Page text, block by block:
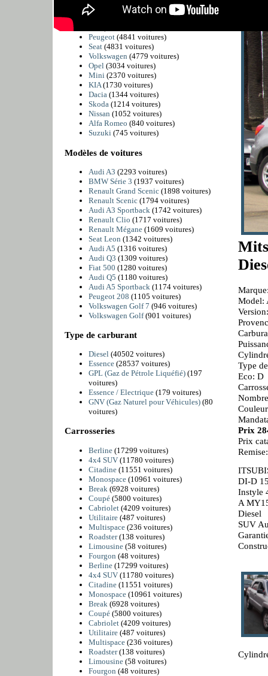
Model:
Type
Eco: D
Prix
Prix
DI-D
Instyle
A
Diesel
SUV
BMW
(6225 voitures)
Citroën
Peugeot(4841 voitures)
Seat(4831 voitures)
Volkswagen (4779 voitures)
Opel(3034 voitures)
Mini(2370 voitures)
KIA(1730 voitures)
Dacia(1344 voitures)
Skoda(1214 voitures)
Nissan (1052 voitures)
Alfa Romeo (840 voitures)
Suzuki(745 voitures)
Modèles de voitures
Audi A3 (2293 voitures)
BMW Série 3 (1937 voitures)
Renault Grand Scenic (1898 voitures)
Renault Scenic (1794 voitures)
Audi A3 Sportback (1742 voitures)
Renault Clio (1717 voitures)
Renault Mégane (1609 voitures)
Seat Leon (1342 voitures)
Audi A5 (1316 voitures)
Audi Q3 (1309 voitures)
Fiat 500 (1280 voitures)
Audi Q5 (1180 voitures)
Audi A5 Sportback (1174 voitures)
Peugeot 208 (1105 voitures)
Volkswagen Golf 7 (946 voitures)
Volkswagen Golf(901 voitures)
Type de carburant
Diesel(40502 voitures)
Essence(28537 voitures)
GPL (Gaz de Pétrole Liquéfié)(197
voitures)
Essence / Electrique(179 voitures)
GNV (Gaz Naturel pour Véhicules)(80
voitures)
Carrosseries
Berline(17299 voitures)
4x4 SUV(11780 voitures)
Citadine(11551 voitures)
Monospace(10961 voitures)
Break (6928 voitures)
Coupé(5800 voitures)
Cabriolet(4209 voitures)
Utilitaire(487 voitures)
Multispace(236 voitures)
Roadster(138 voitures)
Limousine(58 voitures)
Fourgon (48 voitures)
Berline(17299 voitures)
4x4 SUV(11780 voitures)
Citadine(11551 voitures)
Monospace(10961 voitures)
Break (6928 voitures)
Coupé(5800 voitures)
Cabriolet(4209 voitures)
Utilitaire(487 voitures)
Multispace(236 voitures)
Roadster(138 voitures)
Limousine(58 voitures)
Fourgon (48 voitures)